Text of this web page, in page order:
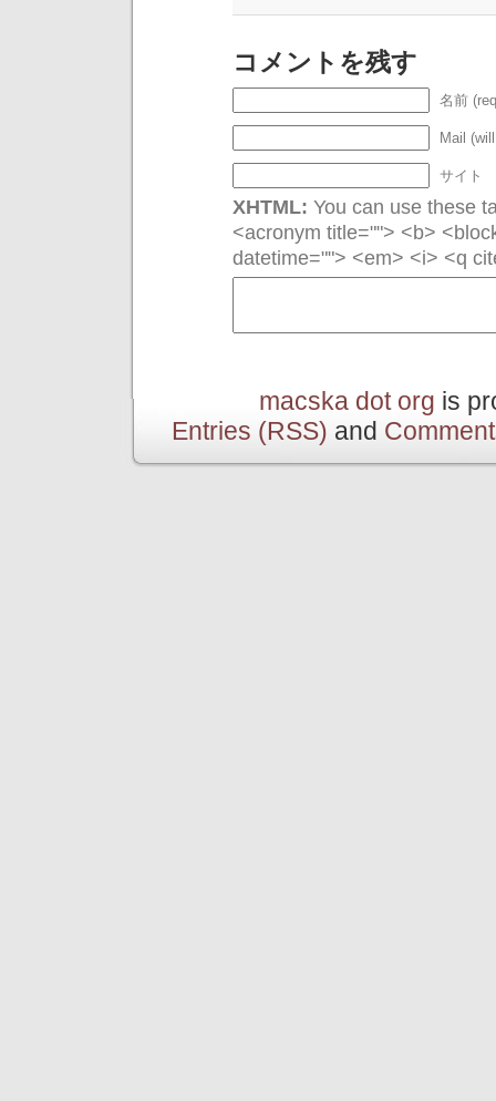
コメントを残す
名前
Mail
サイト
XHTML: You can use these
<acronym title=""> <b>
datetime=""> <em> <i> <q
macska dot org is
Entries (RSS) and